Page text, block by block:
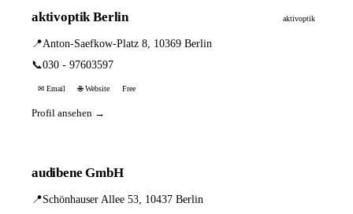
aktivoptik Berlin aktivoptik
📍Anton-Saefkow-Platz 8, 10369 Berlin
📞030 - 97603597
✉ Email 🌐 Website Free
Profil ansehen →
audibene GmbH
📍Schönhauser Allee 53, 10437 Berlin